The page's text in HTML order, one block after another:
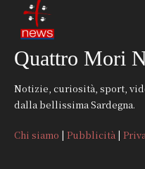
Quattro Mori
Notizie, curiosità, sport,
dalla bellissima Sardegna.
Chi siamo | Pubblicità |